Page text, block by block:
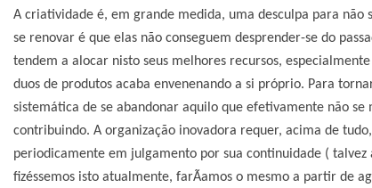
A criatividade é, em grande medida, uma desculpa para
se renovar é que elas não conseguem desprender-se do
tendem a alocar nisto seus melhores recursos,
duos de produtos acaba envenenando a si próprio. Para
sistemática de se abandonar aquilo que efetivamente não
contribuindo. A organização inovadora requer, acima de
periodicamente em julgamento por sua continuidade (
fizéssemos isto atualmente, farÃ­amos o mesmo a partir de